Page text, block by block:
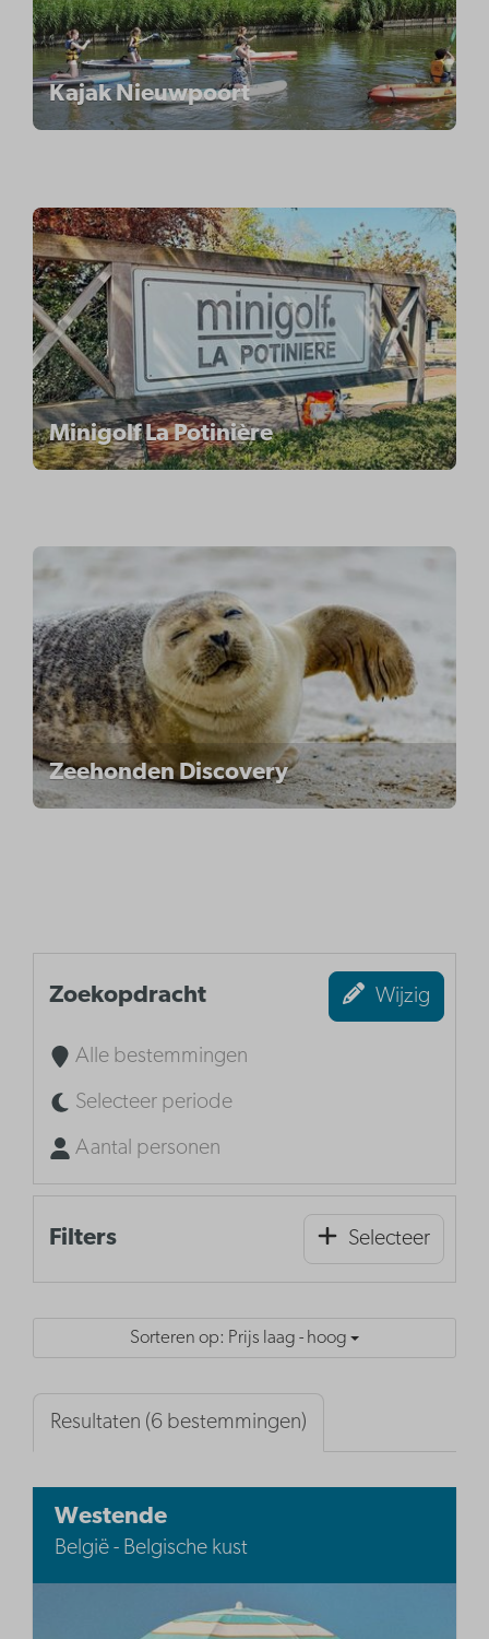
Kajak Nieuwpoort
Minigolf La Potinière
Zeehonden Discovery
Zoekopdracht Wijzig
Alle bestemmingen
Selecteer periode
Aantal personen
Filters Selecteer
Sorteren op: Prijs laag - hoog
Resultaten (6 bestemmingen)
Westende
België - Belgische kust